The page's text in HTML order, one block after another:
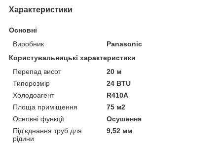
Характеристики
Основні
Виробник
Panasonic
Користувальницькі характеристики
Перепад висот
20 м
Типорозмір
24 BTU
Холодоагент
R410A
Площа приміщення
75 м2
Основні функції
Осушення
Під'єднання труб для
рідини
9,52 мм